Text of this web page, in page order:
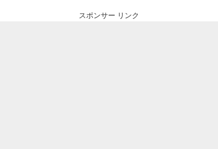
スポンサー リンク